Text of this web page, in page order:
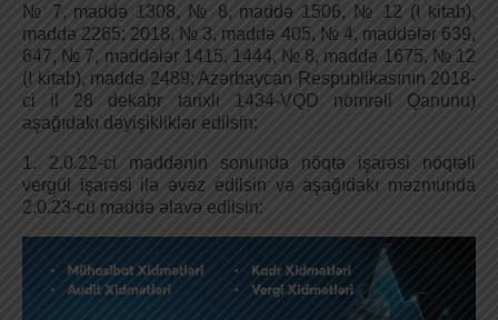
№ 7, maddə 1308, № 8, maddə 1506, № 12 (I kitab),
maddə 2265; 2018, № 3, maddə 405, № 4, maddələr 639,
647, № 7, maddələr 1415, 1444, № 8, maddə 1675, № 12
(I kitab), maddə 2489; Azərbaycan Respublikasının 2018-
ci il 28 dekabr tarixli 1434-VQD nömrəli Qanunu)
aşağıdakı dəyişikliklər edilsin:
1. 2.0.22-ci maddənin sonunda nöqtə işarəsi nöqtəli
vergül işarəsi ilə əvəz edilsin və aşağıdakı məzmunda
2.0.23-cü maddə əlavə edilsin: